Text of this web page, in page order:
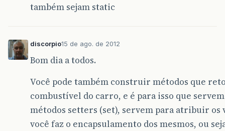
também sejam static
discorpio15 de ago. de 2012
Bom dia a todos.
Você pode também construir métodos que
combustível do carro, e é para isso que
métodos setters (set), servem para atribuir os
você faz o encapsulamento dos mesmos, ou